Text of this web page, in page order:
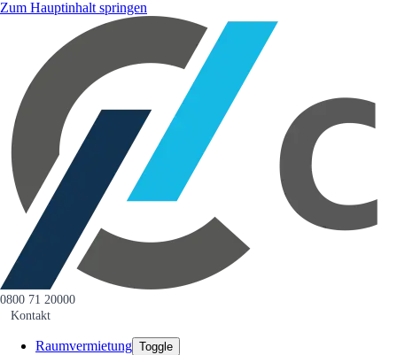
Zum Hauptinhalt springen
0800 71 20000
Kontakt
Raumvermietung Toggle